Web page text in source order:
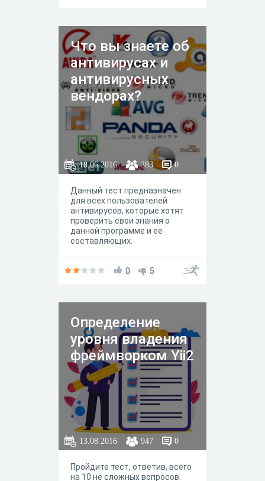
Что вы знаете об
антивирусах и
антивирусных
вендорах?
18.06.2016 383 0
Данный тест предназначен
для всех пользователей
антивирусов, которые хотят
проверить свои знания о
данной программе и ее
составляющих.
0 5
Определение
уровня владения
фреймворком Yii2
13.08.2016 947 0
Пройдите тест, ответив, всего
на 10 не сложных вопросов.